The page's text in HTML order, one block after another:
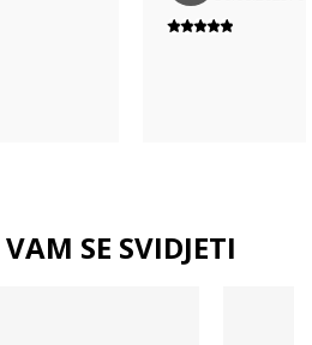
SE SVIDJETI